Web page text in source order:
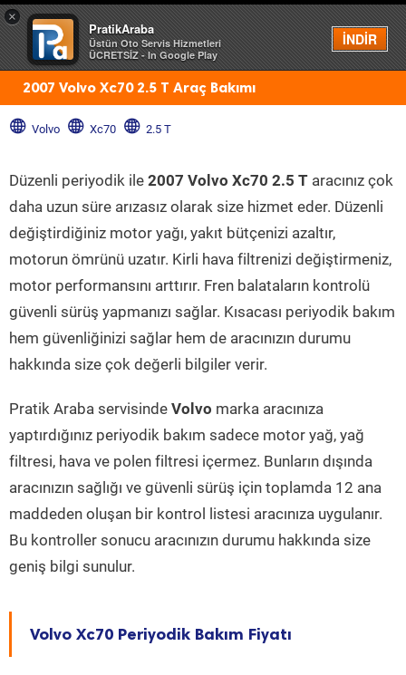
×
PratikAraba
Üstün Oto Servis Hizmetleri
ÜCRETSİZ - In Google Play
İNDİR
Menü
2007 Volvo Xc70 2.5 T Araç Bakımı
Volvo Xc70 2.5 T
Düzenli periyodik ile 2007 Volvo Xc70 2.5 T aracınız çok
daha uzun süre arızasız olarak size hizmet eder. Düzenli
değiştirdiğiniz motor yağı, yakıt bütçenizi azaltır,
motorun ömrünü uzatır. Kirli hava filtrenizi değiştirmeniz,
motor performansını arttırır. Fren balataların kontrolü
güvenli sürüş yapmanızı sağlar. Kısacası periyodik bakım
hem güvenliğinizi sağlar hem de aracınızın durumu
hakkında size çok değerli bilgiler verir.
Pratik Araba servisinde Volvo marka aracınıza
yaptırdığınız periyodik bakım sadece motor yağ, yağ
filtresi, hava ve polen filtresi içermez. Bunların dışında
aracınızın sağlığı ve güvenli sürüş için toplamda 12 ana
maddeden oluşan bir kontrol listesi aracınıza uygulanır.
Bu kontroller sonucu aracınızın durumu hakkında size
geniş bilgi sunulur.
Volvo Xc70 Periyodik Bakım Fiyatı